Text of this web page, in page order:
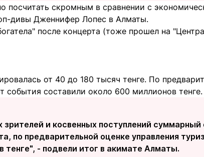
посчитать скромным в сравнении с
дивы Дженнифер Лопес в Алматы.
после концерта (тоже прошел на
от 40 до 180 тысяч тенге. По
события составили около 600 миллионов тенге.
зрителей и косвенных поступлений
по предварительной оценке управления
тенге", - подвели итог в акимате Алматы.